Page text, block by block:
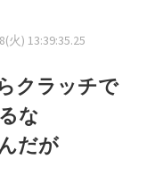
火) 13:39:35.25
クラッチで
な
だが